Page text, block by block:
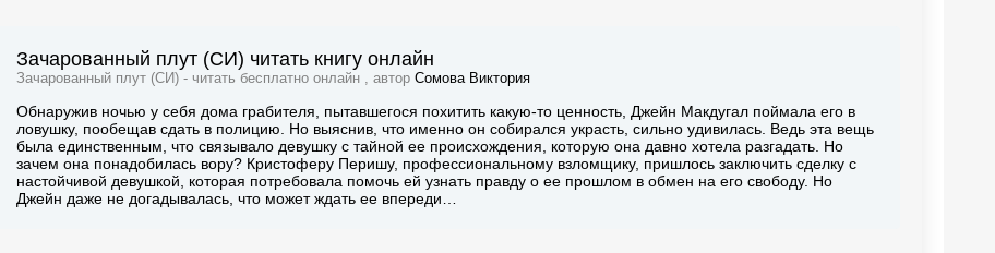
Зачарованный плут (СИ) читать книгу онлайн
Зачарованный плут (СИ) - читать бесплатно онлайн , автор Сомова Виктория
Обнаружив ночью у себя дома грабителя, пытавшегося похитить какую-то ценность, Джейн Макдугал поймала его в
ловушку, пообещав сдать в полицию. Но выяснив, что именно он собирался украсть, сильно удивилась. Ведь эта вещь
была единственным, что связывало девушку с тайной ее происхождения, которую она давно хотела разгадать. Но
зачем она понадобилась вору? Кристоферу Перишу, профессиональному взломщику, пришлось заключить сделку с
настойчивой девушкой, которая потребовала помочь ей узнать правду о ее прошлом в обмен на его свободу. Но
Джейн даже не догадывалась, что может ждать ее впереди…